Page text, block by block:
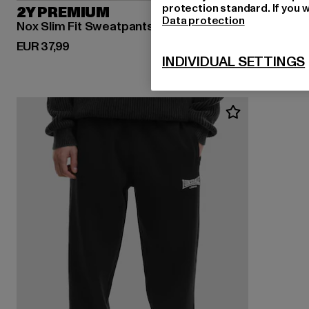
2Y PREMIUM
Nox Slim Fit Sweatpants
EUR 37,99
Derzeitiger Preis: EUR 37,99
protection standard. If you
Data protection
INDIVIDUAL SETTINGS